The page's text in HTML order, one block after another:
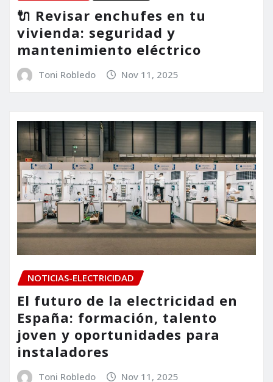
🔌 Revisar enchufes en tu
vivienda: seguridad y
mantenimiento eléctrico
Toni Robledo Nov 11, 2025
NOTICIAS-ELECTRICIDAD
El futuro de la electricidad en
España: formación, talento
joven y oportunidades para
instaladores
Toni Robledo Nov 11, 2025